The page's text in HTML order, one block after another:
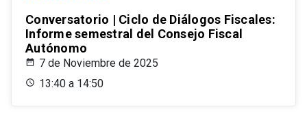
Conversatorio | Ciclo de Diálogos Fiscales:
Informe semestral del Consejo Fiscal
Autónomo
7 de Noviembre de 2025
13:40 a 14:50